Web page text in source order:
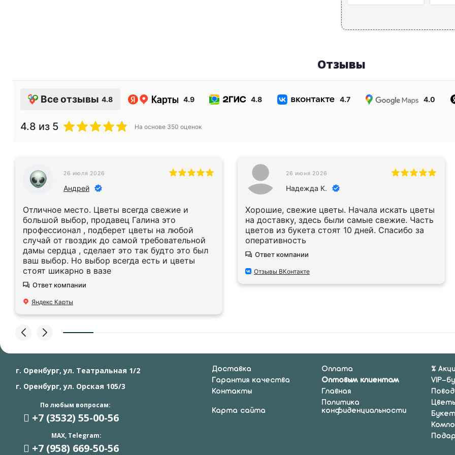
Отзывы
Все отзывы 4.8 4.9 4.8 4.7 4.0
4.8 из 5 На основе 350 оценок
26 июля 2026
Андрей
Отличное место. Цветы всегда свежие и
большой выбор, продавец Галина это
профессионал , подберет цветы на любой
случай от гвоздик до самой требовательной
дамы сердца , сделает это так будто это был
ваш выбор. Но выбор всегда есть и цветы
стоят шикарно в вазе
Ответ компании
Яндекс Карты
26 июня 2026
Надежда К.
Хорошие, свежие цветы. Начала искать цветы
на доставку, здесь были самые свежие. Часть
цветов из букета стоят 10 дней. Спасибо за
оперативность
Ответ компании
Отзывы ВКонтакте
г. Оренбург, ул. Театральная 1/2
г. Оренбург, ул. Орская 105/3
По любым вопросам:
+7 (3532) 55-00-56
MAX, Telegram:
+7 (958) 669-50-56
Доставка
Оплата
Гарантия качества
Оптовым клиентам
Контакты
Главная
Карта сайта
Политика
конфиденциальности
%
VIP-
Повод